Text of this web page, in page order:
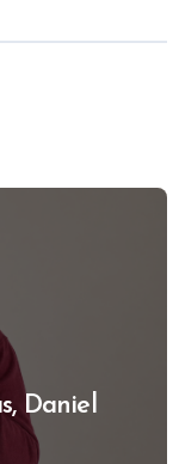
Daniel